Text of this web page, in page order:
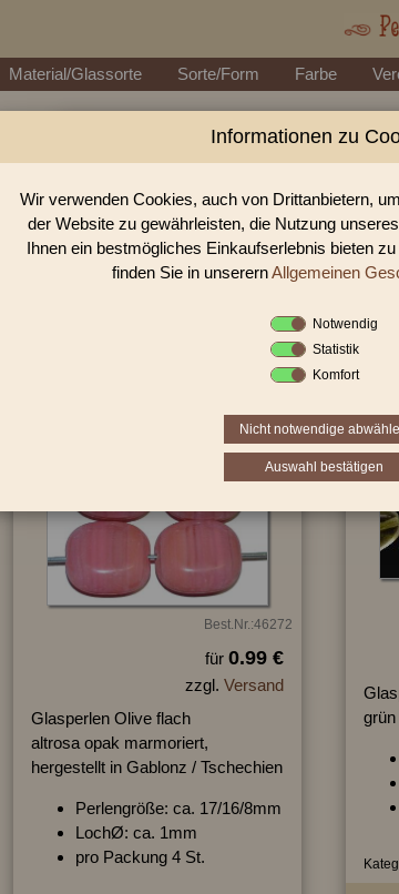
Material/Glassorte Sorte/Form Farbe
Perlen
In unserem Perlen Shop finden sie
Sie
Best.Nr.:46272
für 0.99 €
zzgl. Versand
Glasperlen Olive flach
altrosa opak marmoriert,
hergestellt in Gablonz / Tschechien
Perlengröße: ca. 17/16/8mm
LochØ: ca. 1mm
pro Packung 4 St.
Informationen zu
Wir verwenden Cookies, auch von Drittanbietern,
der Website zu gewährleisten, die Nutzung
Ihnen ein bestmögliches Einkaufserlebnis bieten
finden Sie in unserernAllgemeinen
Notwendig
Statistik
Komfort
Nicht notwendige
Auswahl bestätigen